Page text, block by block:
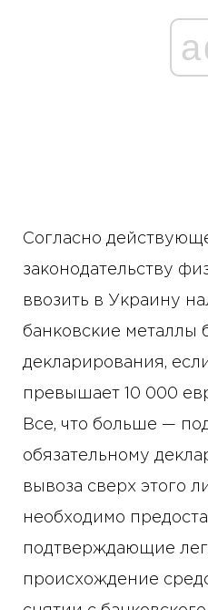
Согласно
законодательству
ввозить в Украину
банковские металлы
декларирования,
превышает 10 000
Все, что больше —
обязательному
вывоза сверх этого
необходимо
подтверждающие
происхождение